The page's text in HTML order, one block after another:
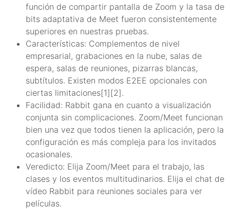
función de compartir pantalla de Zoom y la tasa de
bits adaptativa de Meet fueron consistentemente
superiores en nuestras pruebas.
Características: Complementos de nivel
empresarial, grabaciones en la nube, salas de
espera, salas de reuniones, pizarras blancas,
subtítulos. Existen modos E2EE opcionales con
ciertas limitaciones[1][2].
Facilidad: Rabbit gana en cuanto a visualización
conjunta sin complicaciones. Zoom/Meet funcionan
bien una vez que todos tienen la aplicación, pero la
configuración es más compleja para los invitados
ocasionales.
Veredicto: Elija Zoom/Meet para el trabajo, las
clases y los eventos multitudinarios. Elija el chat de
vídeo Rabbit para reuniones sociales para ver
películas.